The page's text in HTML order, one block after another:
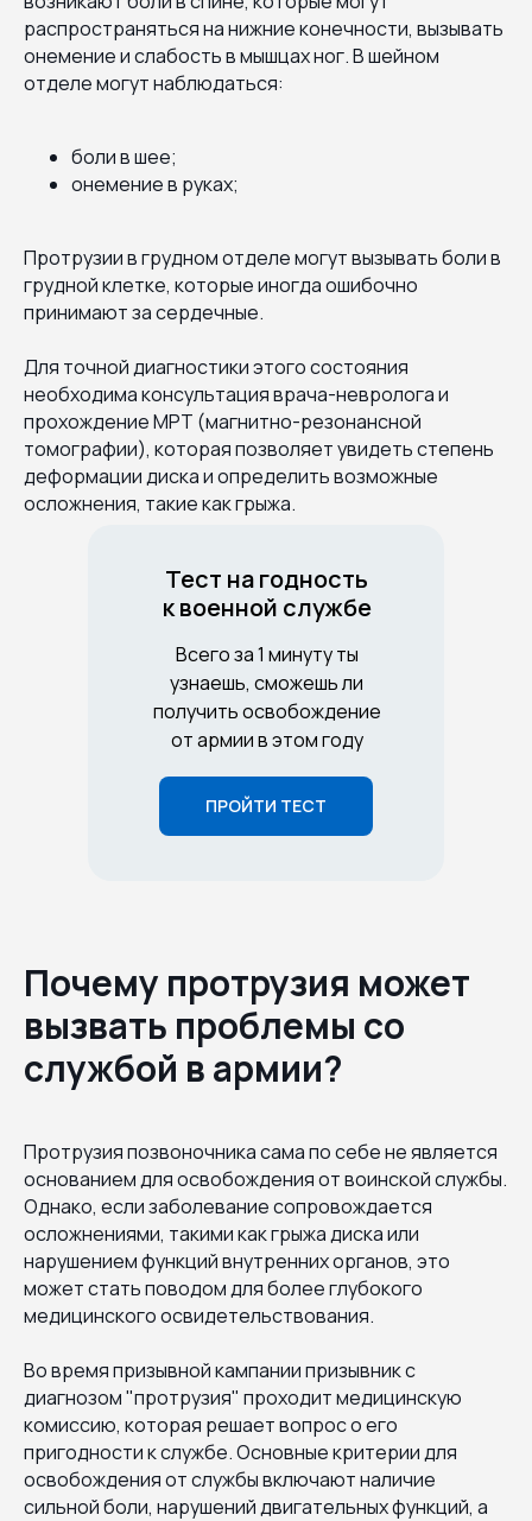
распространяться на нижние конечности, вызывать
онемение и слабость в мышцах ног. В шейном
отделе могут наблюдаться:
боли в шее;
онемение в руках;
Протрузии в грудном отделе могут вызывать боли в
грудной клетке, которые иногда ошибочно
принимают за сердечные.
Для точной диагностики этого состояния
необходима консультация врача-невролога и
прохождение МРТ (магнитно-резонансной
томографии), которая позволяет увидеть степень
деформации диска и определить возможные
осложнения, такие как грыжа.
ПРОЙТИ ТЕСТ
Тест на годность
к военной службе
Всего за 1 минуту ты
узнаешь, сможешь ли
получить освобождение
от армии в этом году
Почему протрузия может
вызвать проблемы со
службой в армии?
Протрузия позвоночника сама по себе не является
основанием для освобождения от воинской службы.
Однако, если заболевание сопровождается
осложнениями, такими как грыжа диска или
нарушением функций внутренних органов, это
может стать поводом для более глубокого
медицинского освидетельствования.
Во время призывной кампании призывник с
диагнозом "протрузия" проходит медицинскую
комиссию, которая решает вопрос о его
пригодности к службе. Основные критерии для
освобождения от службы включают наличие
сильной боли, нарушений двигательных функций, а